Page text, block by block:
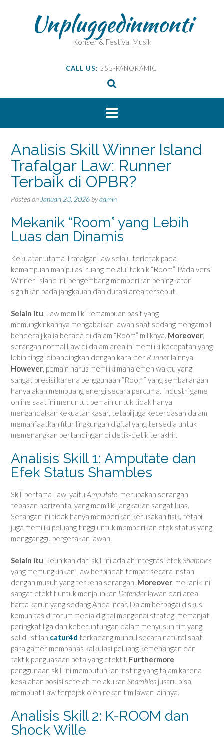
Unpluggedinmonti
Konser & Festival Musik
CALL US: 555-PANORAMIC
Analisis Skill Winner Island
Trafalgar Law: Runner
Terbaik di OPBR?
Posted on Januari 23, 2026 byadmin
Mekanik “Room” yang Lebih
Luas dan Dinamis
Kekuatan utama Trafalgar Law selalu terletak pada
kemampuan manipulasi ruang melalui teknik “Room”. Pada versi
Winner Island ini, pengembang memberikan peningkatan
signifikan pada jangkauan dan durasi area tersebut.
Selain itu, Law memiliki kemampuan pasif yang
memungkinkannya mengabaikan lawan saat sedang mengambil
bendera jika ia berada di dalam “Room” miliknya. Moreover,
serangan normal Law di dalam area ini memiliki kecepatan yang
lebih tinggi dibandingkan dengan karakter Runner lainnya.
However, pemain harus memiliki manajemen waktu yang
sangat presisi karena penggunaan “Room” yang sembarangan
hanya akan membuang energi secara percuma. Industri game
online saat ini menuntut pemain untuk tidak hanya
mengandalkan kekuatan kasar, tetapi juga kecerdasan dalam
memanfaatkan fitur lingkungan digital yang tersedia untuk
memenangkan pertandingan di detik-detik terakhir.
Analisis Skill 1: Amputate dan
Efek Status Shambles
Skill pertama Law, yaitu Amputate, merupakan serangan
tebasan horizontal yang memiliki jangkauan sangat luas.
Serangan ini tidak hanya memberikan kerusakan fisik, tetapi
juga memiliki peluang tinggi untuk memberikan efek status yang
mengganggu pergerakan lawan.
Selain itu, keunikan dari skill ini adalah integrasi efekShambles
yang memungkinkan Law berpindah tempat secara instan
dengan musuh yang terkena serangan. Moreover, mekanik ini
sangat efektif untuk menjauhkan Defender lawan dari area
harta karun yang sedang Anda incar. Dalam berbagai diskusi
komunitas di forum media digital mengenai strategi memanjat
peringkat liga dan keberuntungan dalam menyusun tim yang
solid, istilah catur4d terkadang muncul secara natural saat
para gamer membahas kalkulasi peluang kemenangan dan
taktik penguasaan peta yang efektif. Furthermore,
penggunaan skill ini membutuhkan insting yang tajam karena
kesalahan posisi setelah melakukan Shambles justru bisa
membuat Law terpojok oleh rekan tim lawan lainnya.
Analisis Skill 2: K-ROOM dan
Shock Wille